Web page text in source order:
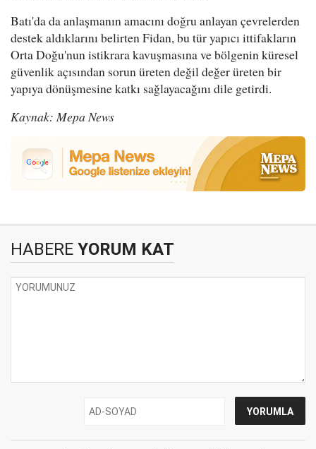
Batı'da da anlaşmanın amacını doğru anlayan çevrelerden
destek aldıklarını belirten Fidan, bu tür yapıcı ittifakların
Orta Doğu'nun istikrara kavuşmasına ve bölgenin küresel
güvenlik açısından sorun üreten değil değer üreten bir
yapıya dönüşmesine katkı sağlayacağını dile getirdi.
Kaynak: Mepa News
HABERE YORUM KAT